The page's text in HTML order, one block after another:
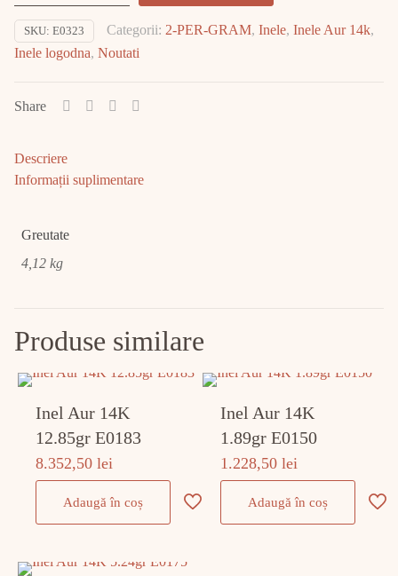
14K
4.12gr
SKU: E0323 Categorii: 2-PER-GRAM, Inele, Inele Aur 14k,
Inele logodna, Noutati
Share
Descriere
Informații suplimentare
Greutate
4,12 kg
Produse similare
Inel Aur 14K
12.85gr E0183
8.352,50lei
Adaugă în coș
Inel Aur 14K
1.89gr E0150
1.228,50lei
Adaugă în coș